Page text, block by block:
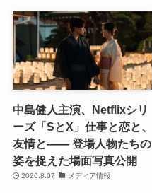
中島健人主演、Netflixシリ
ーズ「SとX」仕事と恋と、
友情と―― 登場人物たちの
姿を捉えた場面写真公開
2026.8.07 メディア情報